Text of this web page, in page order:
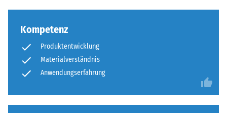
Kompetenz
Produktentwicklung
Materialverständnis
Anwendungserfahrung